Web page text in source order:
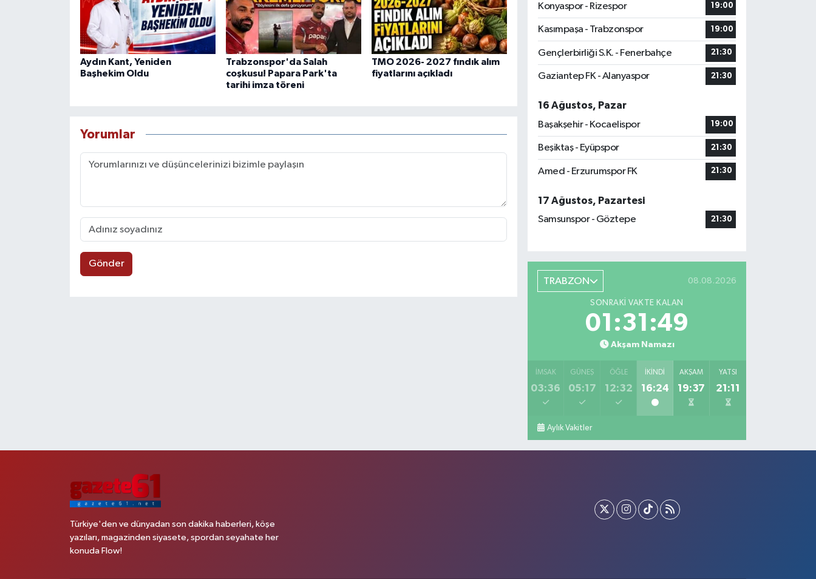
Aydın Kant, Yeniden
Başhekim Oldu
Trabzonspor'da Salah
coşkusu! Papara Park'ta
tarihi imza töreni
TMO 2026- 2027 fındık alım
fiyatlarını açıkladı
Yorumlar
Gönder
Konyaspor - Rizespor
19:00
Kasımpaşa - Trabzonspor 19:00
Gençlerbirliği S.K. - Fenerbahçe 21:30
Gaziantep FK - Alanyaspor 21:30
16 Ağustos, Pazar
Başakşehir - Kocaelispor
19:00
Beşiktaş - Eyüpspor 21:30
Amed - Erzurumspor FK 21:30
17 Ağustos, Pazartesi
Samsunspor - Göztepe
21:30
TRABZON 08.08.2026
SONRAKI VAKTE KALAN
01:31:48
Akşam Namazı
İMSAK
03:36
GÜNEŞ
05:17
ÖĞLE
12:32
İKINDI
16:24
AKŞAM
19:37
YATSI
21:11
Aylık Vakitler
Türkiye'den ve dünyadan son dakika haberleri, köşe
yazıları, magazinden siyasete, spordan seyahate her
konuda Flow!